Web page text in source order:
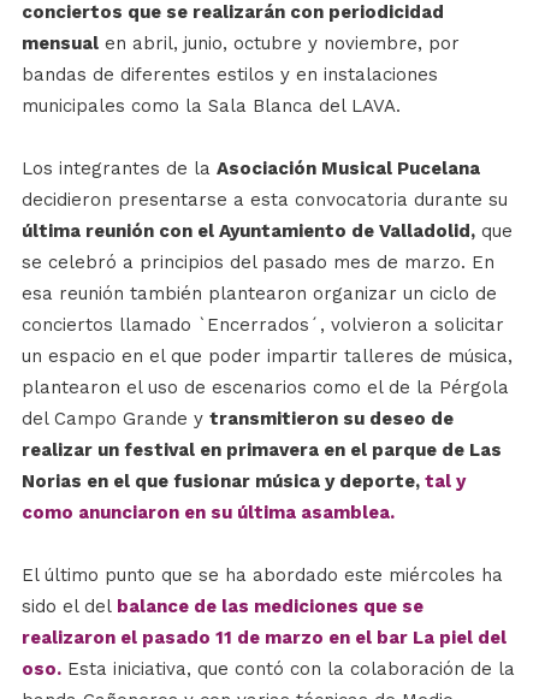
conciertos que se realizarán con periodicidad
mensualen abril, junio, octubre y noviembre, por
bandas de diferentes estilos y en instalaciones
municipales como la Sala Blanca del LAVA.
Los integrantes de la Asociación Musical Pucelana
decidieron presentarse a esta convocatoria durante su
última reunión con el Ayuntamiento de Valladolid,que
se celebró a principios del pasado mes de marzo. En
esa reunión también plantearon organizar un ciclo de
conciertos llamado `Encerrados´, volvieron a solicitar
un espacio en el que poder impartir talleres de música,
plantearon el uso de escenarios como el de la Pérgola
del Campo Grande y transmitieron su deseo de
realizar un festival en primavera en el parque de Las
Norias en el que fusionar música y deporte, tal y
como anunciaron en su última asamblea.
El último punto que se ha abordado este miércoles ha
sido el del balance de las mediciones que se
realizaron el pasado 11 de marzo en el bar La piel del
oso.Esta iniciativa, que contó con la colaboración de la